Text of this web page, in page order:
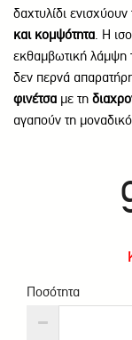
δαχτυλίδι
και κομψότητα . Η
εκθαμβωτική λάμψη
δεν περνά
φινέτσα με τη
αγαπούν τη
Ποσότητα